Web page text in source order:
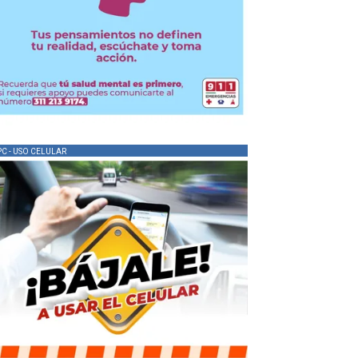
- USO CELULAR